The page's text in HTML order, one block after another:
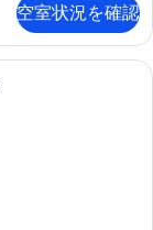
空室状況を確認